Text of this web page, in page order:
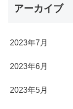
アーカイブ
2023年7月
2023年6月
2023年5月